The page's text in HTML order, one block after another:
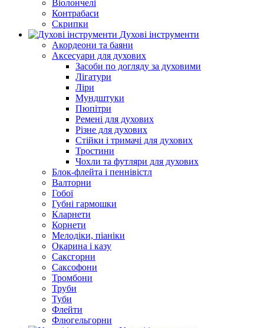
Віолончелі
Контрабаси
Скрипки
Духові інструменти
Акордеони та баяни
Аксесуари для духових
Засоби по догляду за духовими
Лігатури
Ліри
Мундштуки
Пюпітри
Ремені для духових
Різне для духових
Стійки і тримачі для духових
Тростини
Чохли та футляри для духових
Блок-флейта і пеннівістл
Валторни
Гобої
Губні гармошки
Кларнети
Корнети
Мелодіки, піаніки
Окарина і казу
Саксгорни
Саксофони
Тромбони
Труби
Туби
Флейти
Флюгельгорни